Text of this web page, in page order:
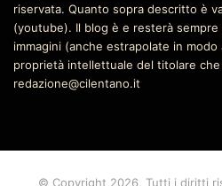
riservata. Quanto sopra descritto è
(youtube). Il blog è e resterà
immagini (anche estrapolate in
proprietà intellettuale del titolare
redazione@cilentano.it
© Copyright 2026, Tutti i diritti